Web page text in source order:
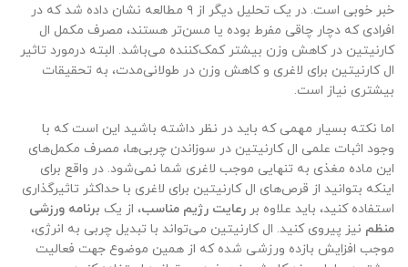
خبر خوبی است. در یک تحلیل دیگر از ۹ مطالعه نشان داده شد که در
افرادی که دچار چاقی مفرط بوده یا مسن‌تر هستند، مصرف مکمل ال
کارنیتین در کاهش وزن بیشتر کمک‌کننده می‌باشد. البته درمورد تاثیر
ال کارنیتین برای لاغری و کاهش وزن در طولانی‌مدت، به تحقیقات
بیشتری نیاز است.
اما نکته بسیار مهمی که باید در نظر داشته باشید این است که با
وجود اثبات علمی ال کارنیتین در سوزاندن چربی‌ها، مصرف مکمل‌های
این ماده مغذی به تنهایی موجب لاغری شما نمی‌شود. در واقع برای
اینکه بتوانید از قرص‌های ال کارنیتین برای لاغری با حداکثر تاثیرگذاری
استفاده کنید، باید علاوه بر رعایت رژیم مناسب، از یک برنامه ورزشی
منظم نیز پیروی کنید. ال کارنیتین می‌تواند با تبدیل چربی به انرژی،
موجب افزایش بازده ورزشی شده که از همین موضوع جهت فعالیت